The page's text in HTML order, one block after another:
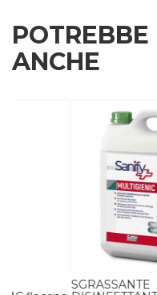
POTREBBE
ANCHE
SGRASSANTE